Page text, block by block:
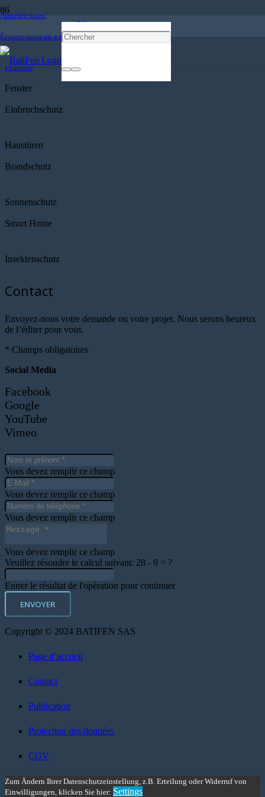
Appelez-nous!
Écrivez-nous un e-mail!
Produits
Accueil
Produits
Fenster
Einbruchschutz
Haustüren
Brandschutz
Sonnenschutz
Smart Home
Insektenschutz
Contact
Envoyez-nous votre demande ou votre projet. Nous serons heureux
de l’éditer pour vous.
* Champs obligatoires
Social Media
Facebook
Google
YouTube
Vimeo
Vous devez remplir ce champ
Vous devez remplir ce champ
Vous devez remplir ce champ
Vous devez remplir ce champ
Veuillez résoudre le calcul suivant: 28 - 9 = ?
Entrer le résultat de l'opération pour continuer
ENVOYER
Copyright © 2024 BATIFEN SAS
Page d’accueil
Contact
Publication
Protection des données
CGV
Zum Ändern Ihrer Datenschutzeinstellung, z.B. Erteilung oder Widerruf von
Einwilligungen, klicken Sie hier: Settings